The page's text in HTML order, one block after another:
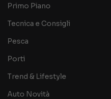
Primo Piano
Tecnica e Consigli
Pesca
Porti
Trend & Lifestyle
Auto Novità